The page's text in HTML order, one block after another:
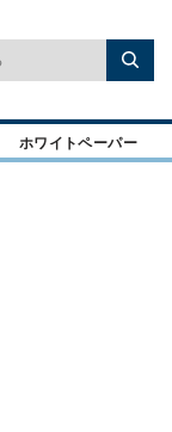
ホワイトペーパー